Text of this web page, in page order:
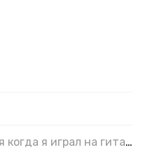
я играл на гитаре